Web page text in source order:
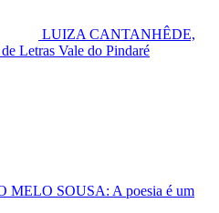
LUIZA CANTANHÊDE,
Letras Vale do Pindaré
MELO SOUSA: A poesia é um